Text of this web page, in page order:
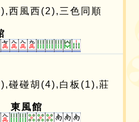
西風西(2),三色同順
碰碰胡(4),白板(1),莊
東風館